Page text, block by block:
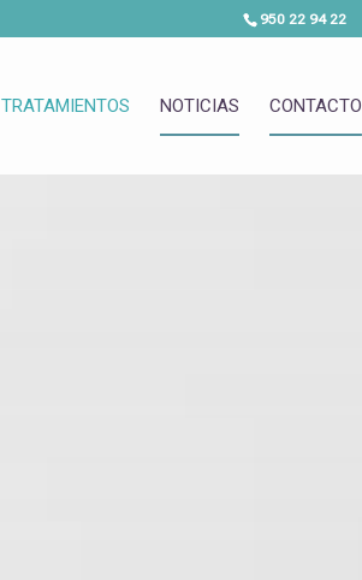
950 22 94 22
TRATAMIENTOS NOTICIAS CONTACTO